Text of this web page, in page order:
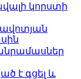
կորստի
է գցել և